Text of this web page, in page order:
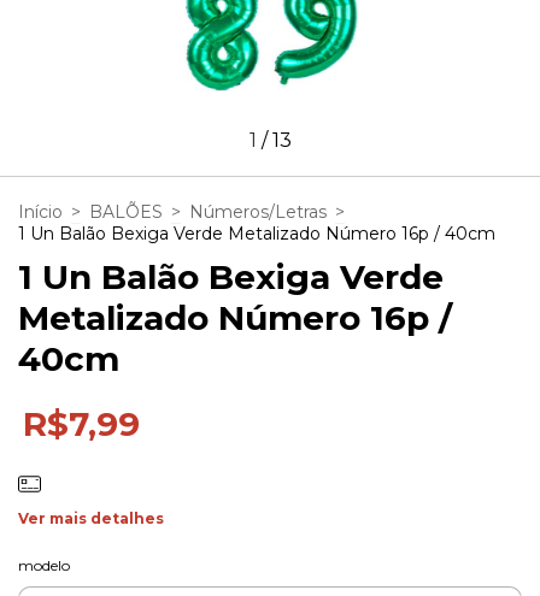
1 /13
Início > BALÕES > Números/Letras >
1 Un Balão Bexiga Verde Metalizado Número 16p / 40cm
1 Un Balão Bexiga Verde
Metalizado Número 16p /
40cm
R$7,99
Ver mais detalhes
modelo